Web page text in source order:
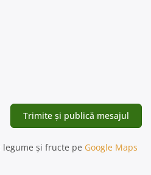
și fructe pe Google Maps